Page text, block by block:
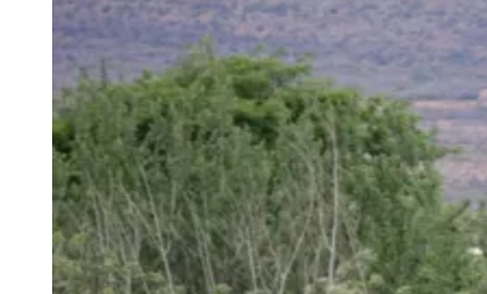
Anuncie no Portal
Guia de Empresas
Divulgar Vagas Novo
Publicidade Legal
Negócios Regionais
Turismo
Segurança Regional
Hospitais Estaduais
Parques & Represas
Cidades da Região
Santana de Parnaíba
OsascoCarapicuíba JandiraItapeviCotiaPirapora
do Bom Jesus AraçariguamaCajamarCaieirasFranco da